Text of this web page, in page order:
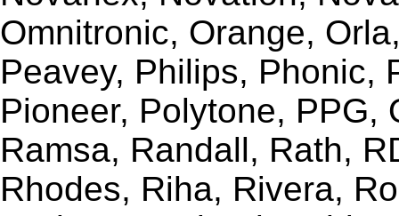
Omnitronic, Orange,
Peavey, Philips, Phonic,
Pioneer, Polytone, PPG,
Ramsa, Randall, Rath,
Rhodes, Riha, Rivera,